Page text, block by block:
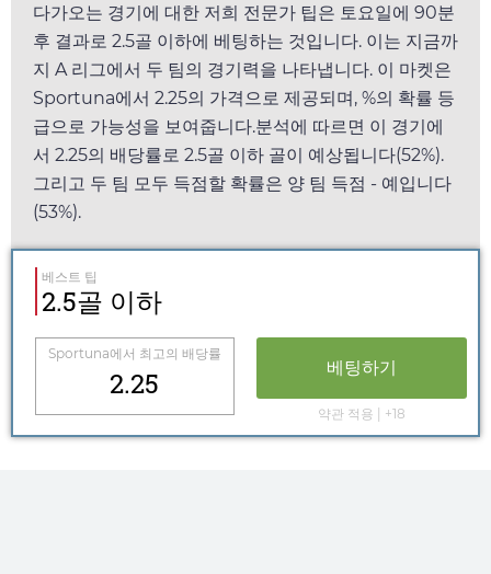
다가오는 경기에 대한 저희 전문가 팁은 토요일에 90분
후 결과로 2.5골 이하에 베팅하는 것입니다. 이는 지금까
지 A 리그에서 두 팀의 경기력을 나타냅니다. 이 마켓은
Sportuna에서 2.25의 가격으로 제공되며, %의 확률 등
급으로 가능성을 보여줍니다.분석에 따르면 이 경기에
서 2.25의 배당률로 2.5골 이하 골이 예상됩니다(52%).
그리고 두 팀 모두 득점할 확률은 양 팀 득점 - 예입니다
(53%).
베스트 팁
2.5골 이하
Sportuna에서 최고의 배당률
2.25 베팅하기
약관 적용 | +18